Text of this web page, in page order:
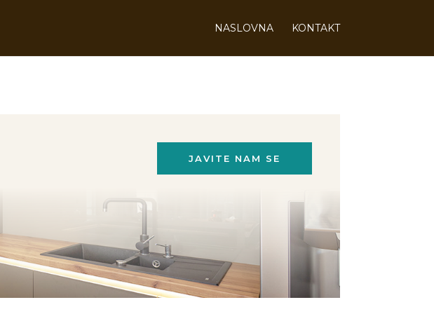
NASLOVNA KONTAKT
JAVITE NAM SE